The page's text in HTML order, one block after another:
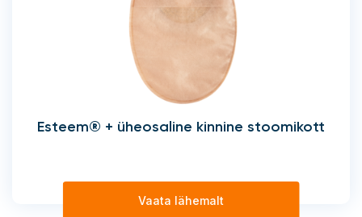
Esteem® + üheosaline kinnine stoomikott
Vaata lähemalt